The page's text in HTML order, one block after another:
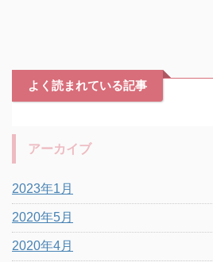
よく読まれている記事
アーカイブ
2023年1月
2020年5月
2020年4月